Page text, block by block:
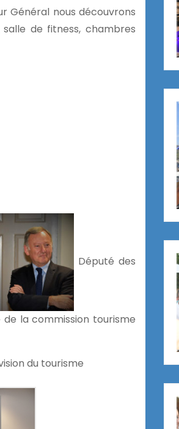
Général nous découvrons
de fitness, chambres
Député des
la commission tourisme
du tourisme